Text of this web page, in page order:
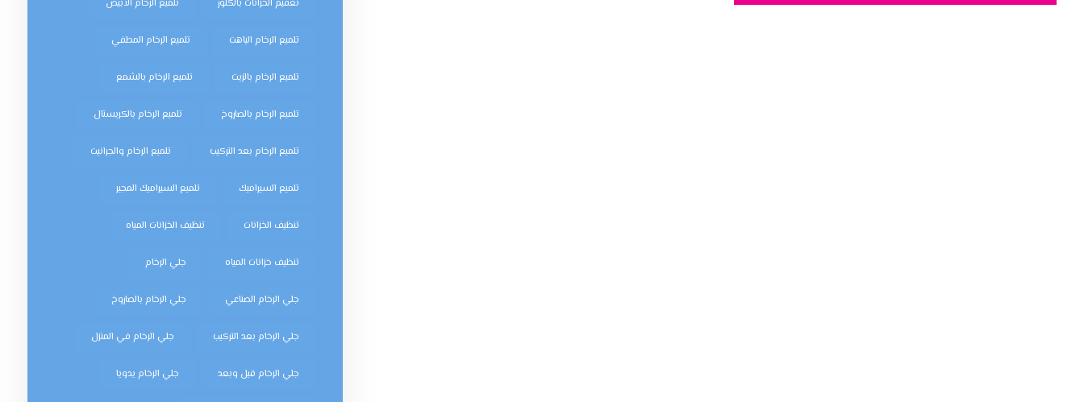
تعقيم الخزانات بالكلور تلميع الرخام الأبيض
تلميع الرخام الباهت تلميع الرخام المطفي
تلميع الرخام بالزيت تلميع الرخام بالشمع
تلميع الرخام بالصاروخ تلميع الرخام بالكريستال
تلميع الرخام بعد التركيب تلميع الرخام والجرانيت
تلميع السيراميك تلميع السيراميك المجير
تنظيف الخزانات تنظيف الخزانات المياه
تنظيف خزانات المياه جلي الرخام
جلي الرخام الصناعي جلي الرخام بالصاروخ
جلي الرخام بعد التركيب جلي الرخام في المنزل
جلي الرخام قبل وبعد جلي الرخام يدويا